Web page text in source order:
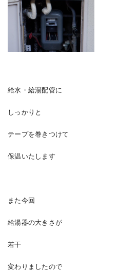
給水・給湯配管に
しっかりと
テープを巻きつけて
保温いたします
また今回
給湯器の大きさが
若干
変わりましたので